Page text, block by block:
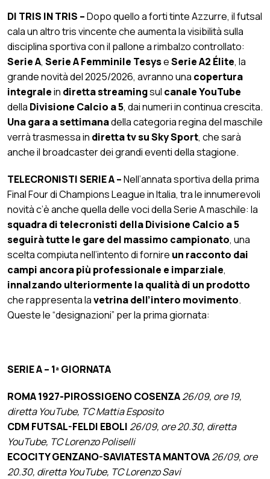
DI TRIS IN TRIS –Dopo quello a forti tinte Azzurre, il futsal
cala un altro tris vincente che aumenta la visibilità sulla
disciplina sportiva con il pallone a rimbalzo controllato:
Serie A, Serie A Femminile TesyseSerie A2 Élite, la
grande novità del 2025/2026, avranno una copertura
integralein diretta streamingsul canale YouTube
della Divisione Calcio a 5, dai numeri in continua crescita.
Una gara a settimanadella categoria regina del maschile
verrà trasmessa in diretta tv su Sky Sport, che sarà
anche il broadcaster dei grandi eventi della stagione.
TELECRONISTI SERIE A –Nell’annata sportiva della prima
Final Four di Champions League in Italia, tra le innumerevoli
novità c’è anche quella delle voci della Serie A maschile: la
squadra di telecronisti della Divisione Calcio a 5
seguirà tutte le gare del massimo campionato, una
scelta compiuta nell’intento di fornire un racconto dai
campi ancora più professionale e imparziale,
innalzando ulteriormente la qualità di un prodotto
che rappresenta lavetrina dell’intero movimento.
Queste le “designazioni” per la prima giornata:
SERIE A – 1ª GIORNATA
ROMA 1927-PIROSSIGENO COSENZA26/09, ore 19,
diretta YouTube, TC Mattia Esposito
CDM FUTSAL-FELDI EBOLI 26/09, ore 20.30, diretta
YouTube, TC Lorenzo Poliselli
ECOCITY GENZANO-SAVIATESTA MANTOVA26/09, ore
20.30, diretta YouTube, TC Lorenzo Savi